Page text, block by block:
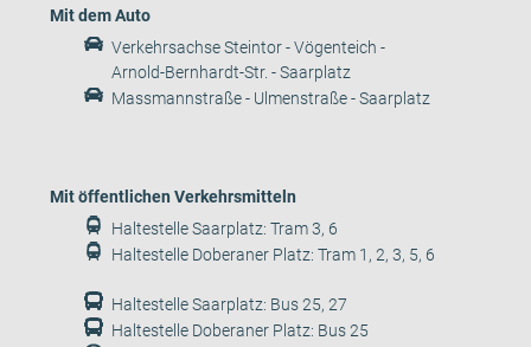
Mit dem Auto
Verkehrsachse Steintor - Vögenteich -
Arnold-Bernhardt-Str. - Saarplatz
Massmannstraße - Ulmenstraße - Saarplatz
Mit öffentlichen Verkehrsmitteln
Haltestelle Saarplatz: Tram 3, 6
Haltestelle Doberaner Platz: Tram 1, 2, 3, 5, 6
Haltestelle Saarplatz: Bus 25, 27
Haltestelle Doberaner Platz: Bus 25